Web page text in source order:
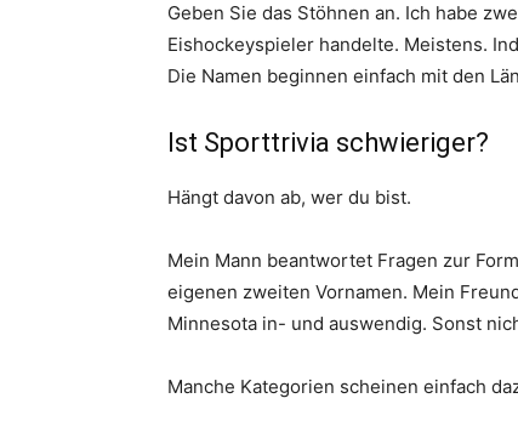
Geben Sie das Stöhnen an. Ich habe
Eishockeyspieler handelte. Meistens.
Die Namen beginnen einfach mit den
Ist Sporttrivia schwieriger?
Hängt davon ab, wer du bist.
Mein Mann beantwortet Fragen zur
eigenen zweiten Vornamen. Mein
Minnesota in- und auswendig. Sonst
Manche Kategorien scheinen einfach